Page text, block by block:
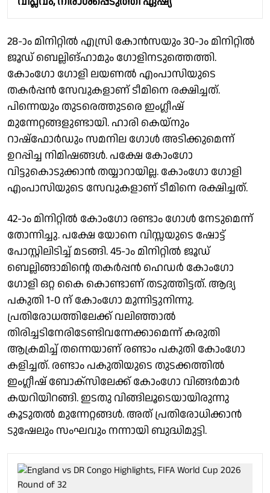
28-ാം മിനിറ്റിൽ എസ്രി കോൻസയും 30-ാം മിനിറ്റിൽ
ജൂഡ് ബെല്ലിങ്ഹാമും ഗോളിനടുത്തെത്തി.
കോംഗോ ഗോളി ലയണൽ എംപാസിയുടെ
തകർപ്പൻ സേവുകളാണ് ടീമിനെ രക്ഷിച്ചത്.
പിന്നെയും തുടരെത്തുടരെ ഇംഗ്ലീഷ്
മുന്നേറ്റങ്ങളുണ്ടായി. ഹാരി കെയ്നും
റാഷ്ഫോർഡും സമനില ഗോൾ അടിക്കുമെന്ന്
ഉറപ്പിച്ച നിമിഷങ്ങൾ. പക്ഷേ കോംഗോ
വിട്ടുകൊടുക്കാൻ തയ്യാറായില്ല. കോംഗോ ഗോളി
എംപാസിയുടെ സേവുകളാണ് ടീമിനെ രക്ഷിച്ചത്.
42-ാം മിനിറ്റിൽ കോംഗോ രണ്ടാം ഗോൾ നേടുമെന്ന്
തോന്നിച്ചു. പക്ഷേ യോനെ വിസ്സയുടെ ഷോട്ട്
പോസ്റ്റിലിടിച്ച് മടങ്ങി. 45-ാം മിനിറ്റിൽ ജൂഡ്
ബെല്ലിങ്ങാമിൻ്റെ തകർപ്പൻ ഹെഡർ കോംഗോ
ഗോളി ഒറ്റ കൈ കൊണ്ടാണ് തടുത്തിട്ടത്. ആദ്യ
പകുതി 1-0 ന് കോംഗോ മുന്നിട്ടുനിന്നു.
പ്രതിരോധത്തിലേക്ക് വലിഞ്ഞാൽ
തിരിച്ചടിനേരിടേണ്ടിവന്നേക്കാമെന്ന് കരുതി
ആക്രമിച്ച് തന്നെയാണ് രണ്ടാം പകുതി കോംഗോ
കളിച്ചത്. രണ്ടാം പകുതിയുടെ തുടക്കത്തിൽ
ഇംഗ്ലീഷ് ബോക്‌സിലേക്ക് കോംഗോ വിങ്ങർമാർ
കയറിയിറങ്ങി. ഇടതു വിങ്ങിലൂടെയായിരുന്നു
കൂടുതൽ മുന്നേറ്റങ്ങൾ. അത് പ്രതിരോധിക്കാൻ
ടുഷേലും സംഘവും നന്നായി ബുദ്ധിമുട്ടി.